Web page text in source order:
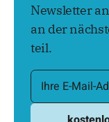
Newsletter
an der
teil.